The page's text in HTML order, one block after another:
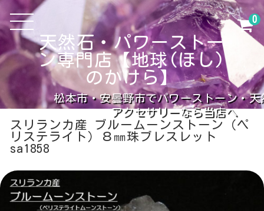
天然石・パワーストー
ン専門店【地球(ほし)
のかけら】
松本市・安曇野市でパワーストーン・天
アクセサリーなら当店へ
0
スリランカ産 ブルームーンストーン（ペ
リステライト）８㎜珠ブレスレット
sa1858